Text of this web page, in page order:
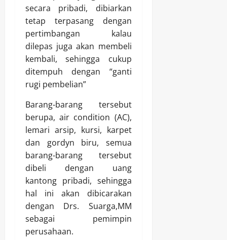
secara pribadi, dibiarkan
tetap terpasang dengan
pertimbangan kalau
dilepas juga akan membeli
kembali, sehingga cukup
ditempuh dengan “ganti
rugi pembelian”
Barang-barang tersebut
berupa, air condition (AC),
lemari arsip, kursi, karpet
dan gordyn biru, semua
barang-barang tersebut
dibeli dengan uang
kantong pribadi, sehingga
hal ini akan dibicarakan
dengan Drs. Suarga,MM
sebagai pemimpin
perusahaan.